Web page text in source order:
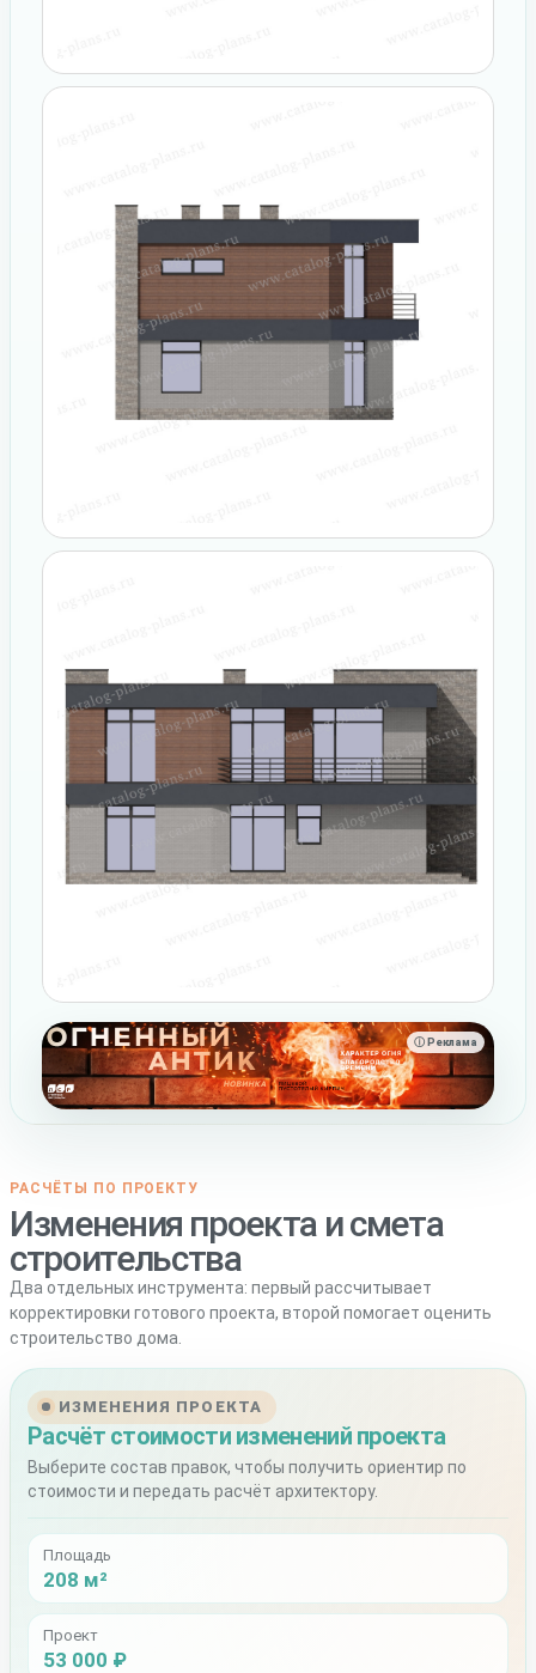
ⓘ Реклама
РАСЧЁТЫ ПО ПРОЕКТУ
Изменения проекта и смета
строительства
Два отдельных инструмента: первый рассчитывает
корректировки готового проекта, второй помогает оценить
строительство дома.
ИЗМЕНЕНИЯ ПРОЕКТА
Расчёт стоимости изменений проекта
Выберите состав правок, чтобы получить ориентир по
стоимости и передать расчёт архитектору.
Площадь
208 м²
Проект
53 000 ₽